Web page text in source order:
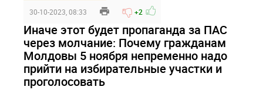
30-10-2023, 08:33 +2
Иначе этот будет пропаганда за ПАС
через молчание: Почему гражданам
Молдовы 5 ноября непременно надо
прийти на избирательные участки и
проголосовать